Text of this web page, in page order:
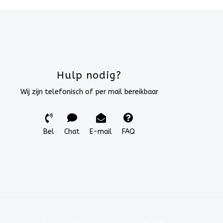
Hulp nodig?
Wij zijn telefonisch of per mail bereikbaar
Bel Chat E-mail FAQ